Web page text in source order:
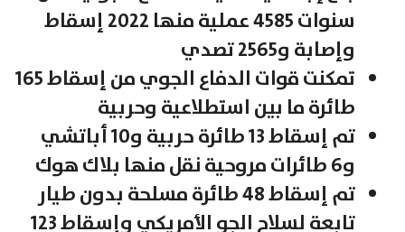
سنوات 4585 عملية منها 2022 إسقاط
وإصابة و2565 تصدي
تمكنت قوات الدفاع الجوي من إسقاط 165
طائرة ما بين استطلاعية وحربية
تم إسقاط 13 طائرة حربية و10 أباتشي
و6 طائرات مروحية نقل منها بلاك هوك
تم إسقاط 48 طائرة مسلحة بدون طيار
تابعة لسلاح الجو الأمريكي وإسقاط 123